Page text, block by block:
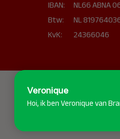
IBAN:
NL66 ABNA
Btw:
NL
KvK:
24366046
Veronique
Hoi, ik ben Veronique van